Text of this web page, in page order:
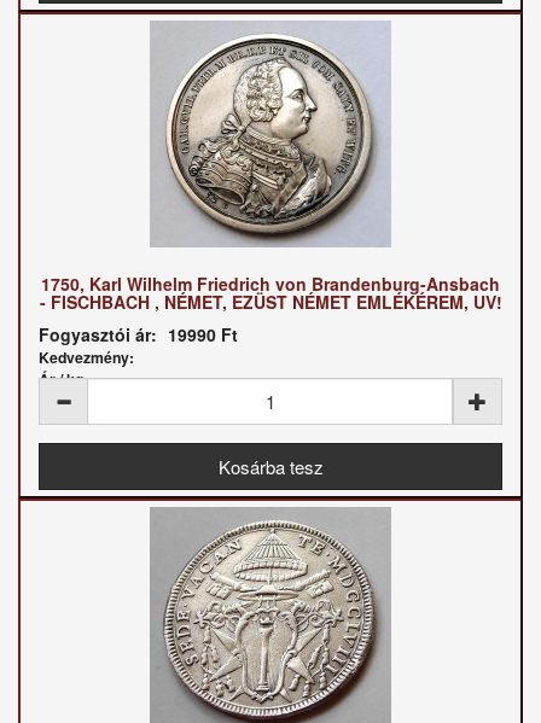
1750, Karl Wilhelm Friedrich von Brandenburg-Ansbach
- FISCHBACH , NÉMET, EZÜST NÉMET EMLÉKÉREM, UV!
Fogyasztói ár: 19990 Ft
Kedvezmény:
Ár / kg: